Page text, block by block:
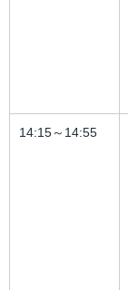
14:15～14:55